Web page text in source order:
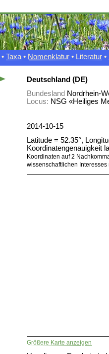
• Taxa • Nomenklatur • Literatur •
Deutschland (DE)
Bundesland Nordrhein-
Locus: NSG «Heiliges
2014-10-15
Latitude = 52.35°,
Koordinatengenauigkeit
Koordinaten auf 2
wissenschaftlichen
Größere Karte anzeigen